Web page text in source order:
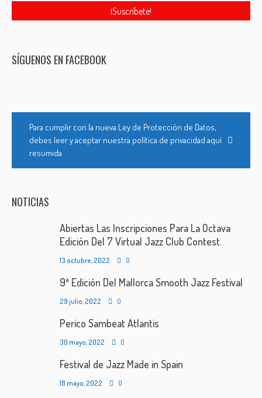
SÍGUENOS EN FACEBOOK
Para cumplir con la nueva Ley de Protección de Datos,
debes leer y aceptar nuestra política de privacidad aquí
resumida
NOTICIAS
Abiertas Las Inscripciones Para La Octava
Edición Del 7 Virtual Jazz Club Contest.
13 octubre, 2022 0
9ª Edición Del Mallorca Smooth Jazz Festival
29 julio, 2022 0
Perico Sambeat Atlantis
30 mayo, 2022 0
Festival de Jazz Made in Spain
18 mayo, 2022 0